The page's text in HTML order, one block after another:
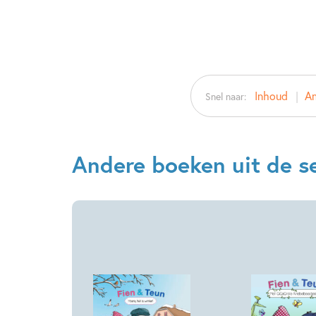
Snel naar: Inhoud
Andere boeken uit de